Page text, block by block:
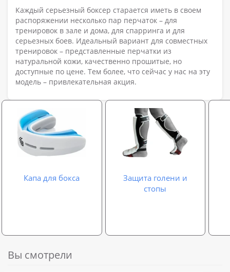
Каждый серьезный боксер старается иметь в своем
распоряжении несколько пар перчаток – для
тренировок в зале и дома, для спарринга и для
серьезных боев. Идеальный вариант для совместных
тренировок – представленные перчатки из
натуральной кожи, качественно прошитые, но
доступные по цене. Тем более, что сейчас у нас на эту
модель – привлекательная акция.
Капа для бокса
Защита голени и
стопы
Вы смотрели